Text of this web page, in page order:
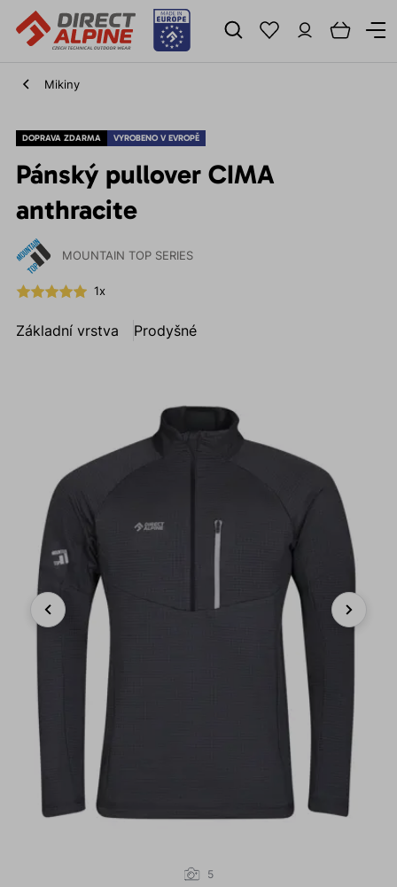
Mikiny
DOPRAVA ZDARMA VYROBENO V EVROPĚ
Pánský pullover CIMA
anthracite
MOUNTAIN TOP SERIES
1x
Základní vrstva Prodyšné
5